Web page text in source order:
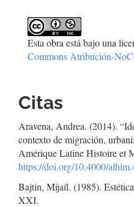
Esta obra está bajo una
Commons Atribución-
Citas
Aravena, Andrea. (2014).
contexto de migración,
Amérique Latine Histoire et
https://doi.org/10.4000/
Bajtín, Mijaíl. (1985).
XXI.